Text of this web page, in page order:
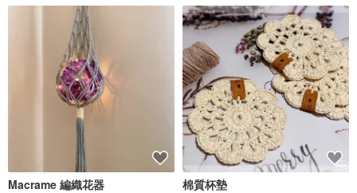
Macrame 編織花器 棉質杯墊